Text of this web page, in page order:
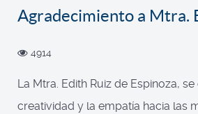
Agradecimiento a Mtra.
4914
La Mtra. Edith Ruiz de Espinoza,
creatividad y la empatía hacia las